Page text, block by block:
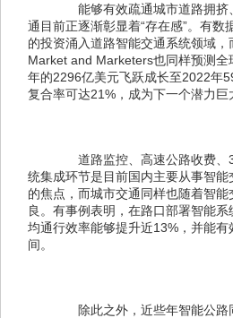
能够有效疏通城市道路拥挤
通目前正逐渐彰显着“存在感”。有数
的投资涌入道路智能交通系统领域
Market and Marketers也同样预测全
年的2296亿美元飞跃成长至2022年
复合率可达21%，成为下一个潜力巨
道路监控、高速公路收费、
统集成环节是目前国内主要从事智
的焦点，而城市交通同样也随着智
良。有事例表明，在路口部署智能
均通行效率能够提升近13%，并能
间。
除此之外，近些年智能公路